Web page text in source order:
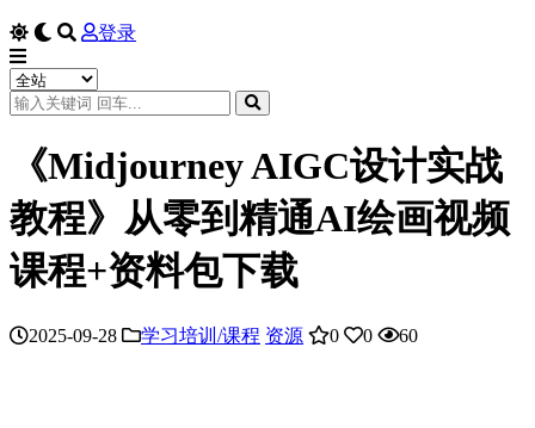
登录
《Midjourney AIGC设计实战
教程》从零到精通AI绘画视频
课程+资料包下载
2025-09-28 学习培训/课程 资源 0 0 60